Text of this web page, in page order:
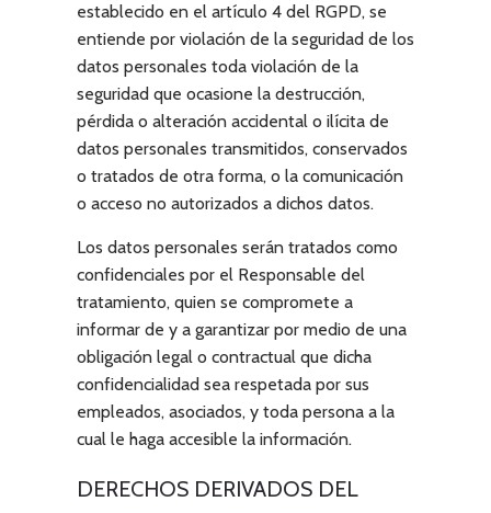
establecido en el artículo 4 del RGPD, se
entiende por violación de la seguridad de los
datos personales toda violación de la
seguridad que ocasione la destrucción,
pérdida o alteración accidental o ilícita de
datos personales transmitidos, conservados
o tratados de otra forma, o la comunicación
o acceso no autorizados a dichos datos.
Los datos personales serán tratados como
confidenciales por el Responsable del
tratamiento, quien se compromete a
informar de y a garantizar por medio de una
obligación legal o contractual que dicha
confidencialidad sea respetada por sus
empleados, asociados, y toda persona a la
cual le haga accesible la información.
DERECHOS DERIVADOS DEL